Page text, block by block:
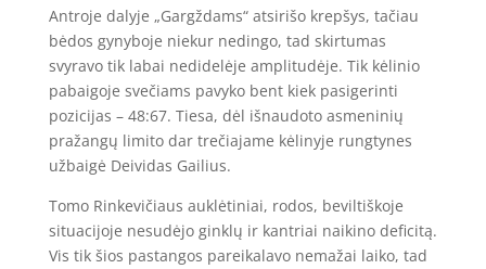
Antroje dalyje „Gargždams“ atsirišo krepšys, tačiau
bėdos gynyboje niekur nedingo, tad skirtumas
svyravo tik labai nedidelėje amplitudėje. Tik kėlinio
pabaigoje svečiams pavyko bent kiek pasigerinti
pozicijas – 48:67. Tiesa, dėl išnaudoto asmeninių
pražangų limito dar trečiajame kėlinyje rungtynes
užbaigė Deividas Gailius.
Tomo Rinkevičiaus auklėtiniai, rodos, beviltiškoje
situacijoje nesudėjo ginklų ir kantriai naikino deficitą.
Vis tik šios pastangos pareikalavo nemažai laiko, tad